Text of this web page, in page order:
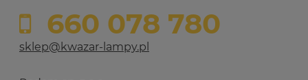
660 078 780
sklep@kwazar-lampy.pl